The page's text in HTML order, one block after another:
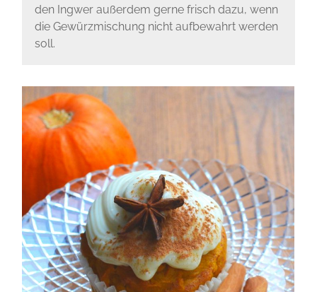
den Ingwer außerdem gerne frisch dazu, wenn
die Gewürzmischung nicht aufbewahrt werden
soll.